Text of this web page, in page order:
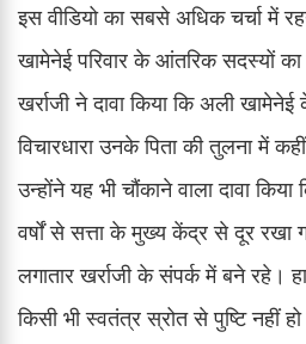
इस वीडियो का सबसे अधिक चर्चा में
खामेनेई परिवार के आंतरिक सदस्यों
खर्राजी ने दावा किया कि अली
विचारधारा उनके पिता की तुलना में
उन्होंने यह भी चौंकाने वाला दावा
वर्षों से सत्ता के मुख्य केंद्र से दूर रखा
लगातार खर्राजी के संपर्क में बने रहे।
किसी भी स्वतंत्र स्रोत से पुष्टि नहीं